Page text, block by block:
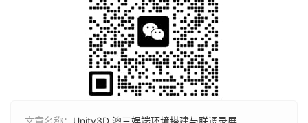
文章名称： Unity3D 澳三娱端环境搭建与联调录屏